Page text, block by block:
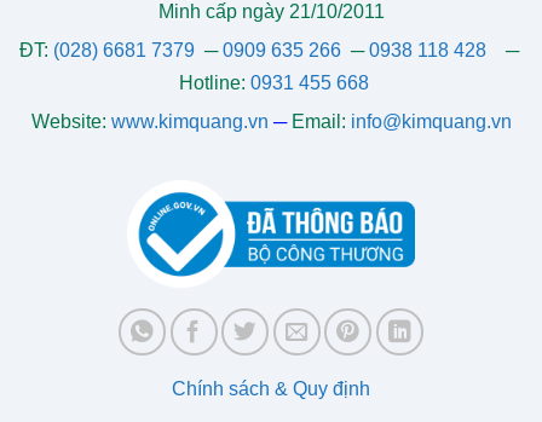
Minh cấp ngày 21/10/2011
ĐT: (028) 6681 7379 ─0909 635 266─0938 118 428─
Hotline: 0931 455 668
Website: www.kimquang.vn ─ Email: info@kimquang.vn
Chính sách & Quy định